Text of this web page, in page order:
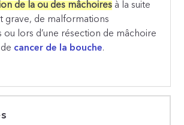
de la ou des mâchoires à la suite
grave, de malformations
ou lors d’une résection de mâchoire
cancer de la bouche.